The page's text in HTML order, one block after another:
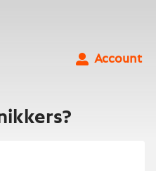
Account